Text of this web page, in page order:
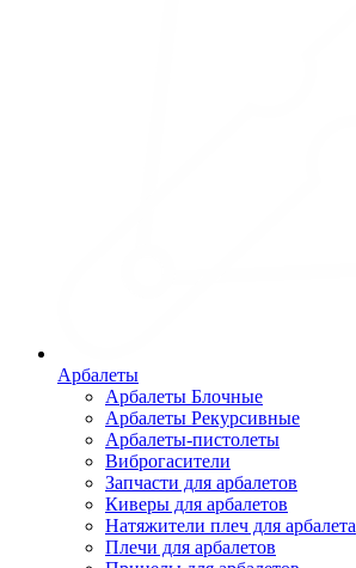
Арбалеты
Арбалеты Блочные
Арбалеты Рекурсивные
Арбалеты-пистолеты
Виброгасители
Запчасти для арбалетов
Киверы для арбалетов
Натяжители плеч для арбалета
Плечи для арбалетов